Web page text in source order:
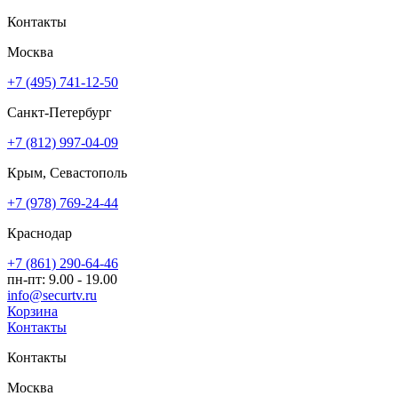
Контакты
Москва
+7 (495) 741-12-50
Санкт-Петербург
+7 (812) 997-04-09
Крым, Севастополь
+7 (978) 769-24-44
Краснодар
+7 (861) 290-64-46
пн-пт: 9.00 - 19.00
info@securtv.ru
Корзина
Контакты
Контакты
Москва